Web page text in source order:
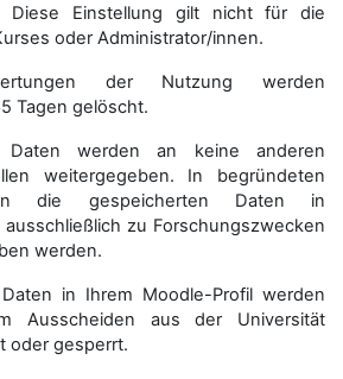
Diese Einstellung gilt nicht für die
oder Administrator/innen.
der Nutzung werden
Tagen gelöscht.
Daten werden an keine anderen
weitergegeben. In begründeten
die gespeicherten Daten in
zu Forschungszwecken
werden.
in Ihrem Moodle-Profil werden
Ausscheiden aus der Universität
oder gesperrt.